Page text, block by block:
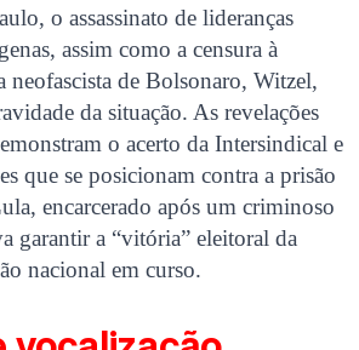
o assassinato de lideranças
assim como a censura à
neofascista de Bolsonaro, Witzel,
da situação. As revelações
o acerto da Intersindical e
que se posicionam contra a prisão
encarcerado após um criminoso
garantir a “vitória” eleitoral da
nacional em curso.